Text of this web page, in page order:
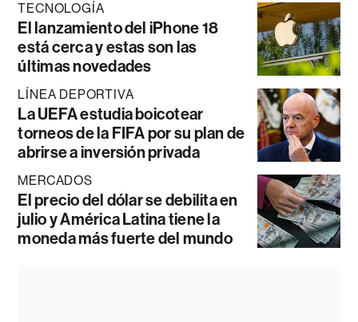
TECNOLOGÍA
El lanzamiento del iPhone 18
está cerca y estas son las
últimas novedades
LÍNEA DEPORTIVA
La UEFA estudia boicotear
torneos de la FIFA por su plan de
abrirse a inversión privada
MERCADOS
El precio del dólar se debilita en
julio y América Latina tiene la
moneda más fuerte del mundo